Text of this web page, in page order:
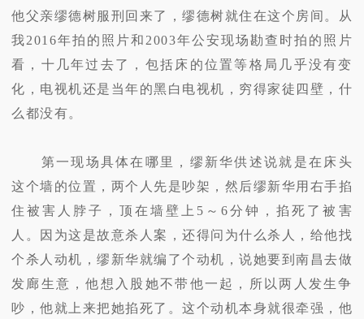
他父亲缪德树服刑回来了，缪德树就住在这个房间。从
我2016年拍的照片和2003年公安现场勘查时拍的照片
看，十几年过去了，包括床的位置等格局几乎没有变
化，电视机还是当年的黑白电视机，穷得家徒四壁，什
么都没有。
第一现场具体在哪里，缪新华供述说就是在床头
这个墙的位置，两个人先是吵架，然后缪新华用右手掐
住被害人脖子，顶在墙壁上5～6分钟，掐死了被害
人。因为这是故意杀人案，还得问为什么杀人，给他找
个杀人动机，缪新华就编了个动机，说她要到南昌去做
发廊生意，他想入股她不带他一起，所以两人发生争
吵，他就上来把她掐死了。这个动机本身就很牵强，他